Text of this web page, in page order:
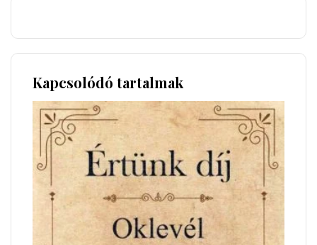
Kapcsolódó tartalmak